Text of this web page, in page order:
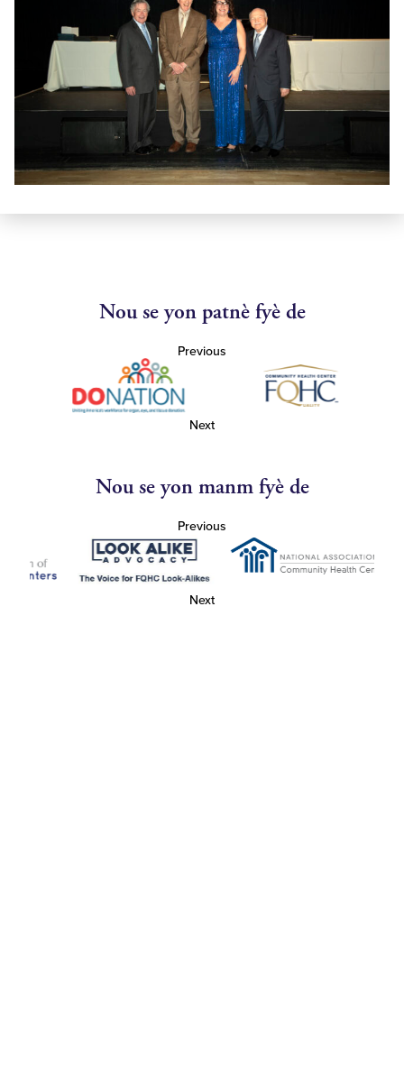
Nou se yon patnè fyè de
Previous
Next
Nou se yon manm fyè de
Previous
Next